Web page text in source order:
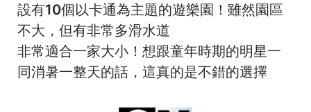
設有10個以卡通為主題的遊樂園！雖然園區
不大，但有非常多滑水道
非常適合一家大小！想跟童年時期的明星一
同消暑一整天的話，這真的是不錯的選擇